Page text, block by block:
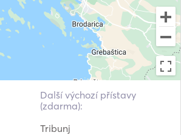
Další výchozí přístavy
(zdarma):
Tribunj